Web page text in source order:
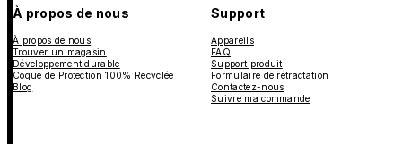
À propos de nous
À propos de nous
Trouver un magasin
Développement durable
Coque de Protection 100% Recyclée
Blog
Support
Appareils
FAQ
Support produit
Formulaire de rétractation
Contactez-nous
Suivre ma commande